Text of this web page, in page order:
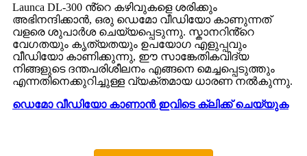
Launca DL-300 ൻ്റെ കഴിവുകളെ ശരിക്കും
അഭിനന്ദിക്കാൻ, ഒരു ഡെമോ വീഡിയോ കാണുന്നത്
വളരെ ശുപാർശ ചെയ്യപ്പെടുന്നു. സ്കാനറിൻ്റെ
വേഗതയും കൃത്യതയും ഉപയോഗ എളുപ്പവും
വീഡിയോ കാണിക്കുന്നു, ഈ സാങ്കേതികവിദ്യ
നിങ്ങളുടെ ദന്തപരിശീലനം എങ്ങനെ മെച്ചപ്പെടുത്തും
എന്നതിനെക്കുറിച്ചുള്ള വ്യക്തമായ ധാരണ നൽകുന്നു.
ഡെമോ വീഡിയോ കാണാൻ ഇവിടെ ക്ലിക്ക് ചെയ്യുക